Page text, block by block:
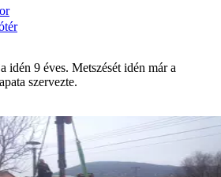
idén 9 éves. Metszését idén már a
szervezte.